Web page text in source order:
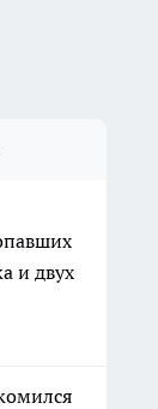
и двух